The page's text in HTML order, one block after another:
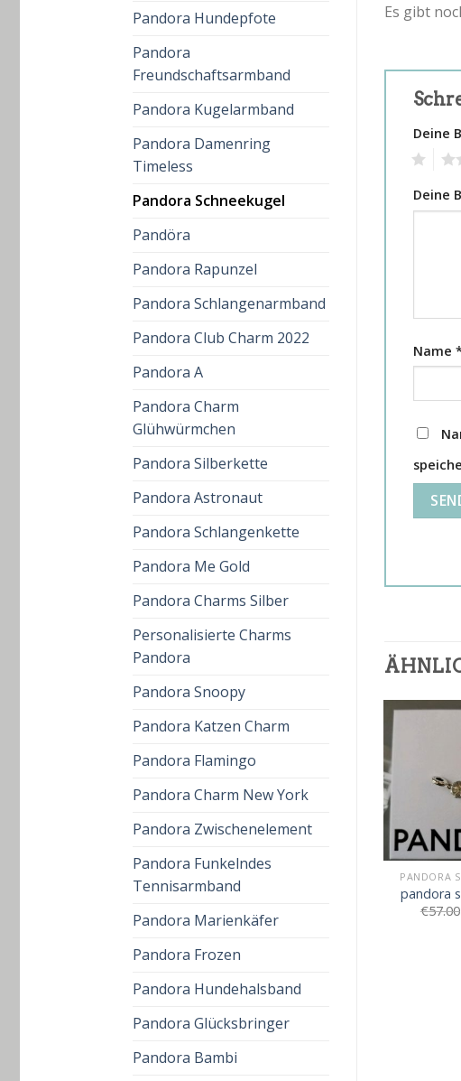
Pandora Hundepfote
Pandora
Freundschaftsarmband
Pandora Kugelarmband
Pandora Damenring
Timeless
Pandora Schneekugel
Pandöra
Pandora Rapunzel
Pandora Schlangenarmband
Pandora Club Charm 2022
Pandora A
Pandora Charm
Glühwürmchen
Pandora Silberkette
Pandora Astronaut
Pandora Schlangenkette
Pandora Me Gold
Pandora Charms Silber
Personalisierte Charms
Pandora
Pandora Snoopy
Pandora Katzen Charm
Pandora Flamingo
Pandora Charm New York
Pandora Zwischenelement
Pandora Funkelndes
Tennisarmband
Pandora Marienkäfer
Pandora Frozen
Pandora Hundehalsband
Pandora Glücksbringer
Pandora Bambi
Es gibt
Deine
Deine
Name
PANDORA
pandora
€57.00
pandora schneekugel
39.00
pandora schneekugel
€ 60.00